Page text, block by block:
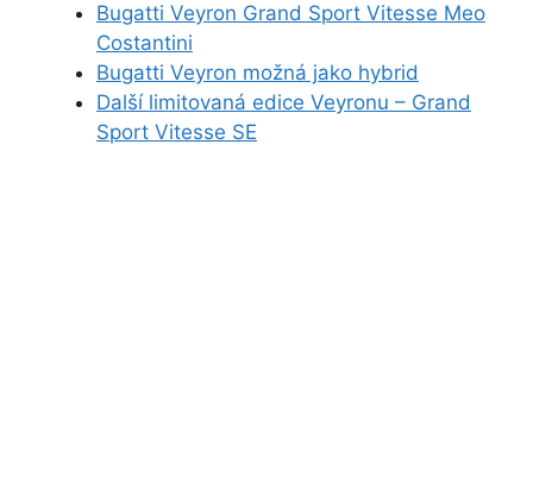
Bugatti Veyron Grand Sport Vitesse Meo
Costantini
Bugatti Veyron možná jako hybrid
Další limitovaná edice Veyronu – Grand
Sport Vitesse SE